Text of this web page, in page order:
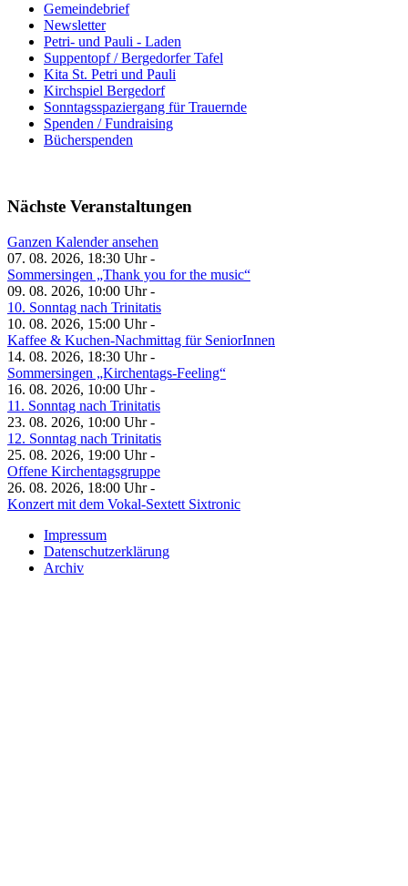
Gemeindebrief
Newsletter
Petri- und Pauli - Laden
Suppentopf / Bergedorfer Tafel
Kita St. Petri und Pauli
Kirchspiel Bergedorf
Sonntagsspaziergang für Trauernde
Spenden / Fundraising
Bücherspenden
Nächste Veranstaltungen
Ganzen Kalender ansehen
07. 08. 2026, 18:30 Uhr -
Sommersingen „Thank you for the music“
09. 08. 2026, 10:00 Uhr -
10. Sonntag nach Trinitatis
10. 08. 2026, 15:00 Uhr -
Kaffee & Kuchen-Nachmittag für SeniorInnen
14. 08. 2026, 18:30 Uhr -
Sommersingen „Kirchentags-Feeling“
16. 08. 2026, 10:00 Uhr -
11. Sonntag nach Trinitatis
23. 08. 2026, 10:00 Uhr -
12. Sonntag nach Trinitatis
25. 08. 2026, 19:00 Uhr -
Offene Kirchentagsgruppe
26. 08. 2026, 18:00 Uhr -
Konzert mit dem Vokal-Sextett Sixtronic
Impressum
Datenschutzerklärung
Archiv